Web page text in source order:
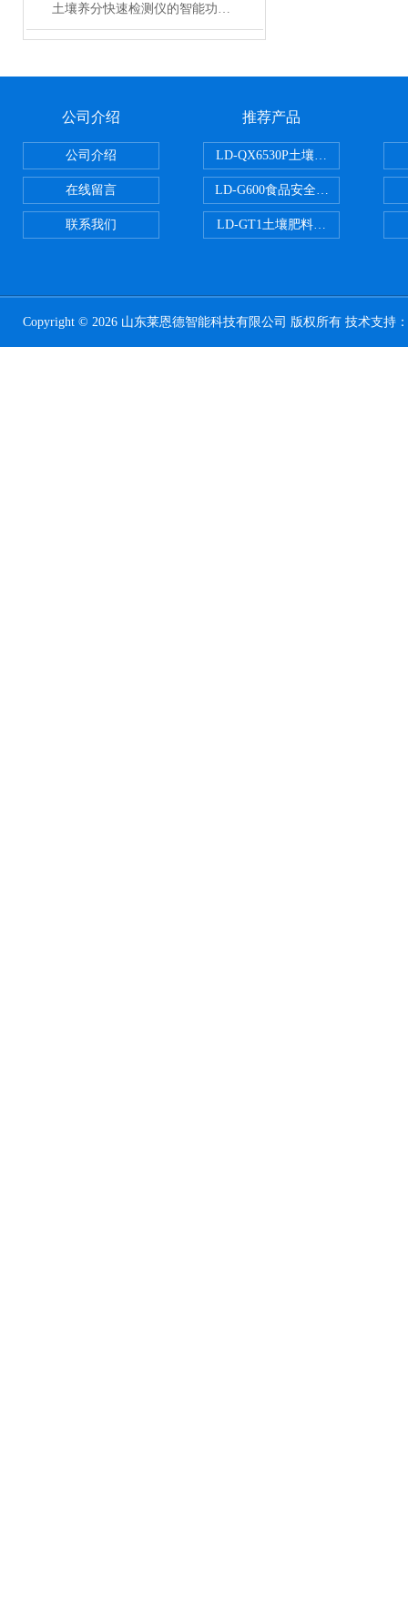
土壤养分快速检测仪的智能功能特点
公司介绍
公司介绍
在线留言
联系我们
推荐产品
LD-QX6530P土壤氧化还原电位检
LD-G600食品安全检测仪
LD-GT1土壤肥料养分检测仪
Copyright © 2026 山东莱恩德智能科技有限公司 版权所有 技术支持：